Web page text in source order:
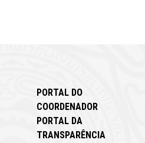
PORTAL DO
COORDENADOR
PORTAL DA
TRANSPARÊNCIA